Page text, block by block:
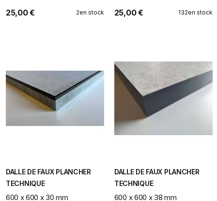
25,00 € 2en stock 25,00 € 132en stock
DALLE DE FAUX PLANCHER
TECHNIQUE
600 x 600 x 30 mm
DALLE DE FAUX PLANCHER
TECHNIQUE
600 x 600 x 38 mm